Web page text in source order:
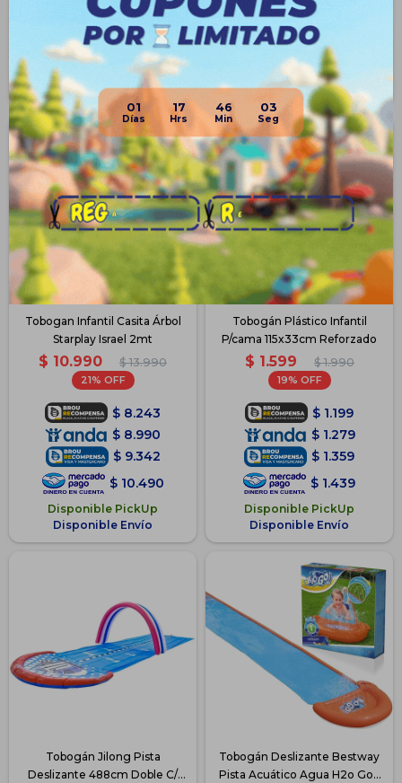
01 17 46 02
$ 2.542
$ 2.691
Disponible PickUp
Disponible Envío
$
$ 3.141
Disponible PickUp
Disponible Envío
Tobogan Infantil Casita Árbol
Starplay Israel 2mt
$ 10.990 $ 13.990
21
$ 8.243
$ 8.990
$ 9.342
$ 10.490
Disponible PickUp
Disponible Envío
Tobogán Plástico Infantil
P/cama 115x33cm Reforzado
$ 1.599 $ 1.990
19
$ 1.199
$ 1.279
$ 1.359
$ 1.439
Disponible PickUp
Disponible Envío
Tobogán Jilong Pista
Deslizante 488cm Doble C/
Tobogán Deslizante Bestway
Pista Acuático Agua H2o Go -